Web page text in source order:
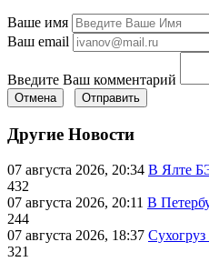
Ваше имя
Ваш email
Введите Ваш комментарий
Отмена Отправить
Другие Новости
07 августа 2026, 20:34 В Ялте
432
07 августа 2026, 20:11 В
244
07 августа 2026, 18:37
321